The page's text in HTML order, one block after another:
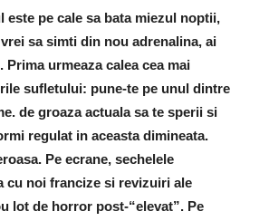
este pe cale sa bata miezul noptii,
sa simti din nou adrenalina, ai
urmeaza calea cea mai
sufletului: pune-te pe unul dintre
de groaza actuala sa te sperii si
regulat in aceasta dimineata.
Pe ecrane, sechelele
cu noi francize si revizuiri ale
lot de horror post-“elevat”. Pe